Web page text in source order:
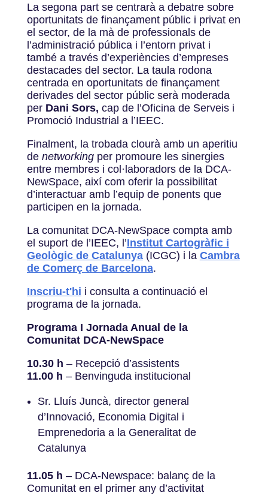
La segona part se centrarà a debatre sobre
oportunitats de finançament públic i privat en
el sector, de la mà de professionals de
l’administració pública i l’entorn privat i
també a través d’experiències d’empreses
destacades del sector. La taula rodona
centrada en oportunitats de finançament
derivades del sector públic serà moderada
per Dani Sors, cap de l’Oficina de Serveis i
Promoció Industrial a l’IEEC.
Finalment, la trobada clourà amb un aperitiu
de networking per promoure les sinergies
entre membres i col·laboradors de la DCA-
NewSpace, així com oferir la possibilitat
d’interactuar amb l’equip de ponents que
participen en la jornada.
La comunitat DCA-NewSpace compta amb
el suport de l’IEEC, l’Institut Cartogràfic i
Geològic de Catalunya(ICGC) i la Cambra
de Comerç de Barcelona.
Inscriu-t'hi i consulta a continuació el
programa de la jornada.
Programa I Jornada Anual de la
Comunitat DCA-NewSpace
10.30 h – Recepció d’assistents
11.00 h – Benvinguda institucional
Sr. Lluís Juncà, director general
d’Innovació, Economia Digital i
Emprenedoria a la Generalitat de
Catalunya
11.05 h – DCA-Newspace: balanç de la
Comunitat en el primer any d’activitat